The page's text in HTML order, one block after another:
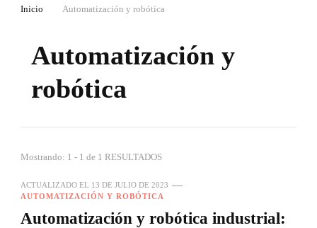
Inicio Automatización y robótica
Automatización y
robótica
Mostrando: 1 - 1 de 1 RESULTADOS
ACTUALIZADO EL 13 DE JULIO DE 2023
AUTOMATIZACIÓN Y ROBÓTICA
Automatización y robótica industrial: